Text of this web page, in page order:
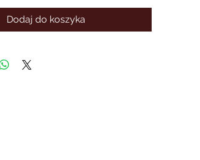
Dodaj do koszyka